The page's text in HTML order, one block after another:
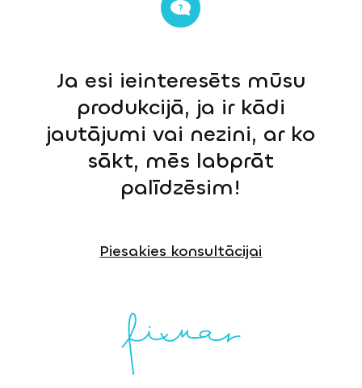
Ja esi ieinteresēts mūsu
produkcijā, ja ir kādi
jautājumi vai nezini, ar ko
sākt, mēs labprāt
palīdzēsim!
Piesakies konsultācijai